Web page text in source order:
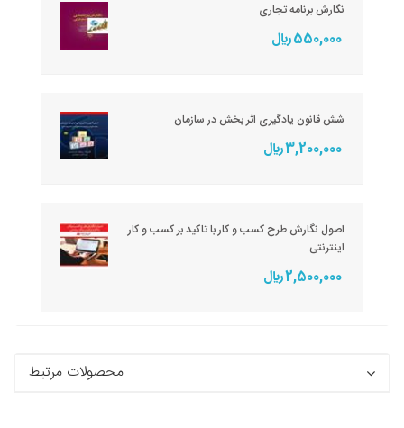
نگارش برنامه تجاری
550,000 ريال
شش قانون یادگیری اثر بخش در سازمان
3,200,000 ريال
اصول نگارش طرح کسب و کار با تاکید بر کسب و کار
اینترنتی
2,500,000 ريال
محصولات مرتبط